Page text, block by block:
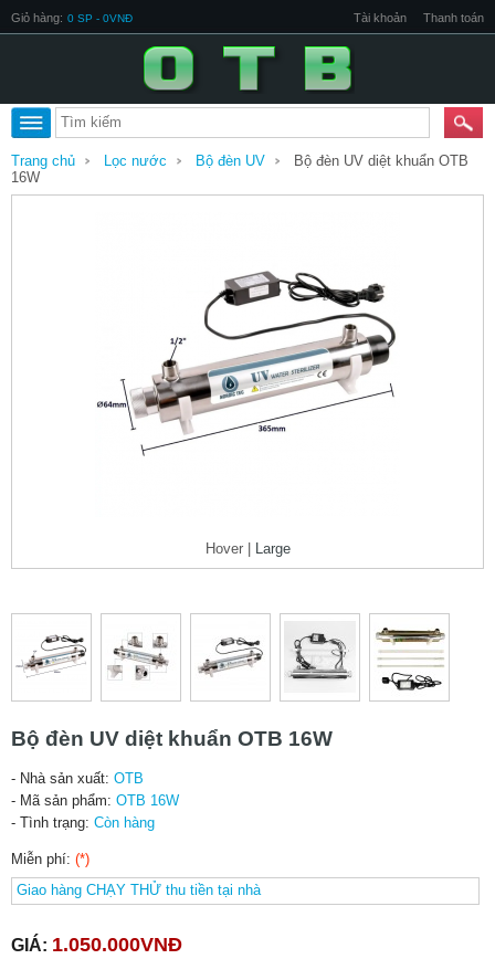
Giỏ hàng: 0 SP - 0VNĐ Tài khoản Thanh toán
Trang chủ Lọc nước Bộ đèn UV
Bộ đèn UV diệt khuẩn OTB
16W
Hover | Large
Bộ đèn UV diệt khuẩn OTB 16W
- Nhà sản xuất: OTB
- Mã sản phẩm: OTB 16W
- Tình trạng: Còn hàng
Miễn phí: (*)
GIÁ: 1.050.000VNĐ